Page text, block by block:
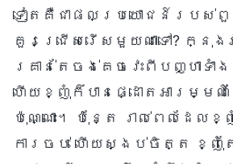
ទៀតគឺជាផលប្រយោជន៍របស់
គួរជ្រើសរើសមួយណាទៅ? ក្នុង
គ្រាន់តែចង់គេចវេះពីបញ្ហាទាំង
ហើយខ្ញុំក៏បានផ្ដោតអារម្មណ៍
ប៉ុណ្ណោះ។ ប៉ុន្តែ រាល់ពេលដែល
ការចប់ ហើយស្ងប់ចិត្ត ខ្ញុំត